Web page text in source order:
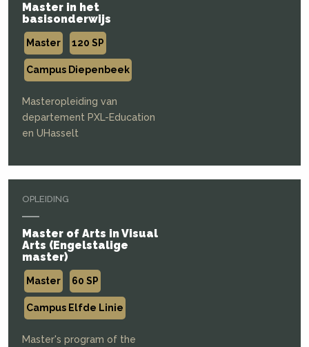
Master in het
basisonderwijs
Master 120 SP
Campus Diepenbeek
Masteropleiding van
departement PXL-Education
en UHasselt
OPLEIDING
Master of Arts in Visual
Arts (Engelstalige
master)
Master 60 SP
Campus Elfde Linie
Master's program of the